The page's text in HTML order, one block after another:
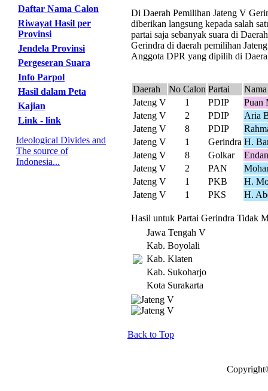
Daftar Nama Calon
Riwayat Hasil per
Provinsi
Jendela Provinsi
Pergeseran Suara
Info Parpol
Hasil dalam Peta
Kajian
Link - link
Ideological Divides and
The source of
Indonesia...
Di Daerah Pemilihan Jateng V
diberikan langsung kepada salah
partai saja sebanyak suara di
Gerindra di daerah pemilihan
Anggota DPR yang dipilih di
Daerah No Calon Partai
Jateng V
1 PDIP
Puan
Jateng V
2 PDIP
Aria
Jateng V
8 PDIP
Jateng V
1 Gerindra H.
Jateng V
8 Golkar
Jateng V
2 PAN
Jateng V
1 PKB
H.
Jateng V
1 PKS H.
Hasil untuk Partai Gerindra Tidak
Jawa Tengah V
Kab. Boyolali
Kab. Klaten
Kab. Sukoharjo
Kota Surakarta
Back to Top